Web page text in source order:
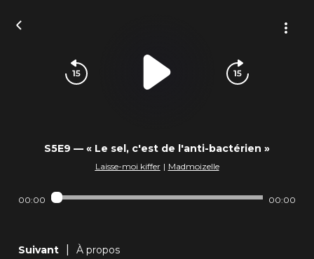
S5E9 — « Le sel, c'est de l'anti-bactérien »
Laisse-moi kiffer | Madmoizelle
00:00 00:00
Suivant À propos